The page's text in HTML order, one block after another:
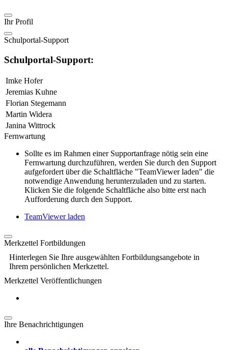
Ihr Profil
Schulportal-Support
Schulportal-Support:
Imke Hofer
Jeremias Kuhne
Florian Stegemann
Martin Widera
Janina Wittrock
Fernwartung
Sollte es im Rahmen einer Supportanfrage nötig sein eine
Fernwartung durchzuführen, werden Sie durch den Support
aufgefordert über die Schaltfläche "TeamViewer laden" die
notwendige Anwendung herunterzuladen und zu starten.
Klicken Sie die folgende Schaltfläche also bitte erst nach
Aufforderung durch den Support.
TeamViewer laden
Merkzettel Fortbildungen
Hinterlegen Sie Ihre ausgewählten Fortbildungsangebote in
Ihrem persönlichen Merkzettel.
Merkzettel Veröffentlichungen
Ihre Benachrichtigungen